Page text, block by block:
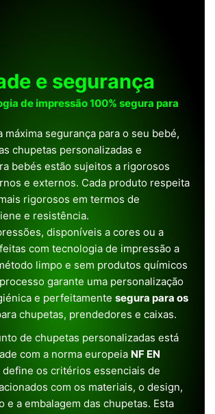
e segurança
de impressão 100% segura para
máxima segurança para o seu bebé,
chupetas personalizadas e
bebés estão sujeitos a rigorosos
e externos. Cada produto respeita
rigorosos em termos de
e resistência.
disponíveis a cores ou a
com tecnologia de impressão a
limpo e sem produtos químicos
garante uma personalização
e perfeitamente segura para os
chupetas, prendedores e caixas.
de chupetas personalizadas está
com a norma europeia NF EN
define os critérios essenciais de
com os materiais, o design,
e a embalagem das chupetas. Esta